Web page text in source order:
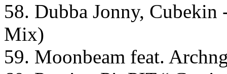
58. Dubba Jonny,
Mix)
59. Moonbeam feat.